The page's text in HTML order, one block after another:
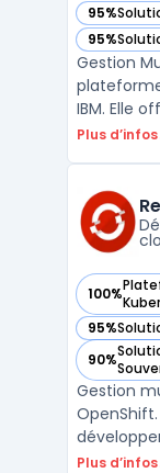
95%
— voir IBM
95%
— voir IBM
Gestion
IBM. Elle
les
cloud, ce
entrep ...
Plus d’infos
100%
— voir
95%
— voir
90%
— voir
Gestion
Plus d’infos